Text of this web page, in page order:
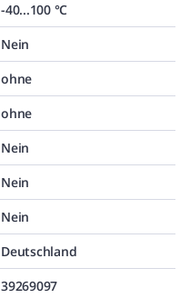
-40...100 °C
Nein
ohne
ohne
Nein
Nein
Nein
Deutschland
39269097